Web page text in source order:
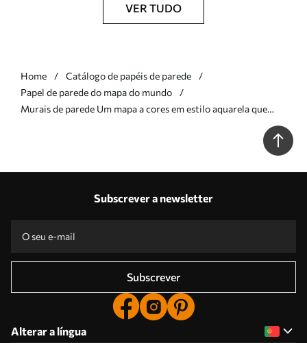
VER TUDO
Home
Catálogo de papéis de parede
Papel de parede do mapa do mundo
Murais de parede Um mapa a cores em estilo aquarela que
apresenta animais, plantas e arquitetura. Legendas em francês
Subscrever a newsletter
Subscrever
Alterar a língua